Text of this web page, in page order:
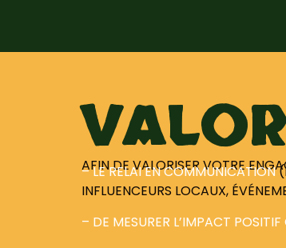
AFIN DE VALORISER VOTRE
– LE RELAI EN COMMUNICATION
INFLUENCEURS LOCAUX,
– DE MESURER L’IMPACT